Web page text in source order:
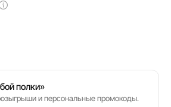
полки»
и персональные промокоды.